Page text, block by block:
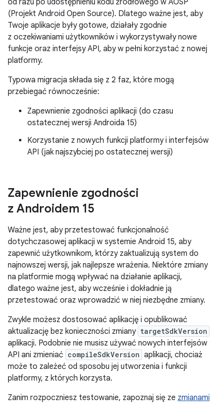
od razu po udostępnieniu kodu źródłowego w AOSP
(Projekt Android Open Source). Dlatego ważne jest, aby
Twoje aplikacje były gotowe, działały zgodnie
z oczekiwaniami użytkowników i wykorzystywały nowe
funkcje oraz interfejsy API, aby w pełni korzystać z nowej
platformy.
Typowa migracja składa się z 2 faz, które mogą
przebiegać równocześnie:
Zapewnienie zgodności aplikacji (do czasu
ostatecznej wersji Androida 15)
Korzystanie z nowych funkcji platformy i interfejsów
API (jak najszybciej po ostatecznej wersji)
Zapewnienie zgodności
z Androidem 15
Ważne jest, aby przetestować funkcjonalność
dotychczasowej aplikacji w systemie Android 15, aby
zapewnić użytkownikom, którzy zaktualizują system do
najnowszej wersji, jak najlepsze wrażenia. Niektóre zmiany
na platformie mogą wpływać na działanie aplikacji,
dlatego ważne jest, aby wcześnie i dokładnie ją
przetestować oraz wprowadzić w niej niezbędne zmiany.
Zwykle możesz dostosować aplikację i opublikować
aktualizację bez konieczności zmiany targetSdkVersion
aplikacji. Podobnie nie musisz używać nowych interfejsów
API ani zmieniać compileSdkVersion aplikacji, chociaż
może to zależeć od sposobu jej utworzenia i funkcji
platformy, z których korzysta.
Zanim rozpoczniesz testowanie, zapoznaj się ze zmianami